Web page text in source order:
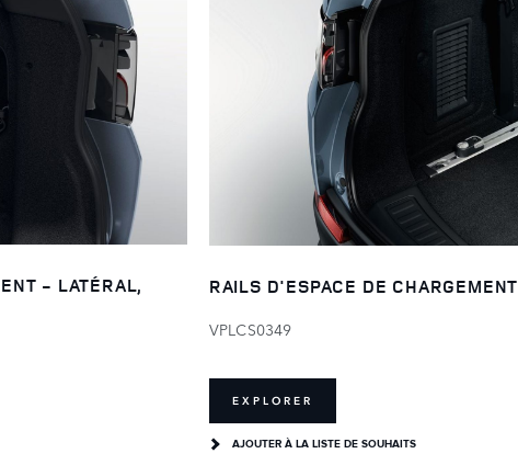
- LATÉRAL,
RAILS D'ESPACE DE CHARGEMENT
VPLCS0349
EXPLORER
AJOUTER À LA LISTE DE SOUHAITS